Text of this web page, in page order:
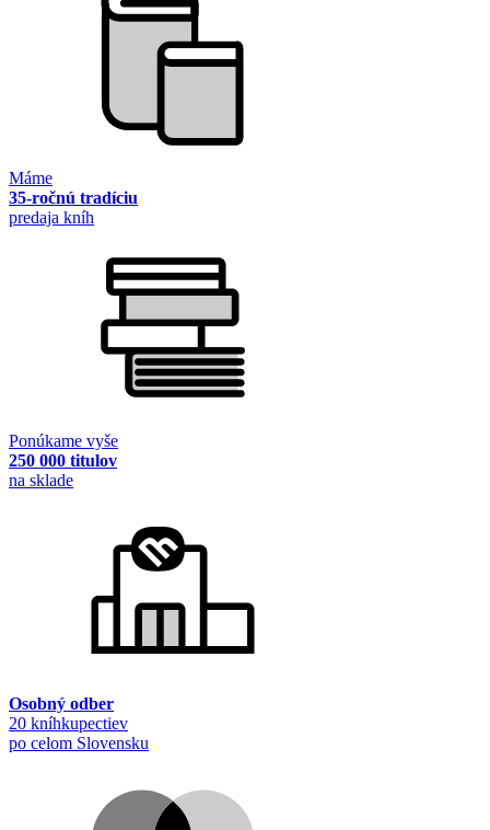
Máme
35-ročnú tradíciu
predaja kníh
Ponúkame vyše
250 000 titulov
na sklade
Osobný odber
20 kníhkupectiev
po celom Slovensku